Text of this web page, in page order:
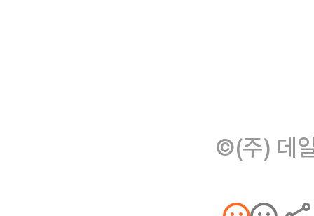
©(주) 데